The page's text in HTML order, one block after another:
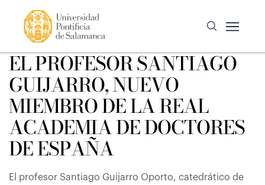
EL PROFESOR SANTIAGO
GUIJARRO, NUEVO
MIEMBRO DE LA REAL
ACADEMIA DE DOCTORES
DE ESPAÑA
El profesor Santiago Guijarro Oporto, catedrático de